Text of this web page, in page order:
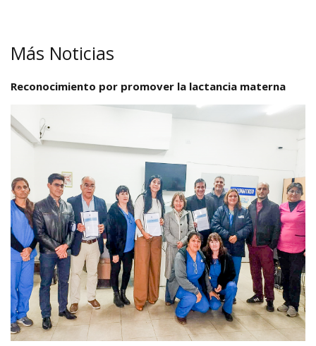
Más Noticias
Reconocimiento por promover la lactancia materna